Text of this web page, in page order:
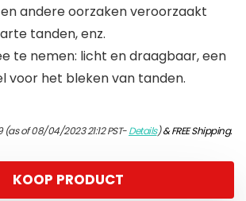
andere oorzaken veroorzaakt
tanden, enz.
te nemen: licht en draagbaar, een
voor het bleken van tanden.
(as of 08/04/2023 21:12 PST-Details)&FREE Shipping.
KOOP PRODUCT